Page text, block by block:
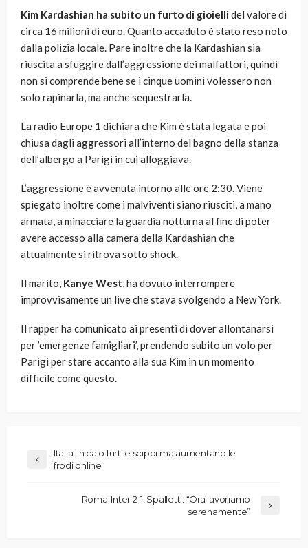
Kim Kardashian ha subito un furto di gioiellidel valore di
circa 16 milioni di euro. Quanto accaduto è stato reso noto
dalla polizia locale. Pare inoltre che la Kardashian sia
riuscita a sfuggire dall’aggressione dei malfattori, quindi
non si comprende bene se i cinque uomini volessero non
solo rapinarla, ma anche sequestrarla.
La radio Europe 1 dichiara che Kim è stata legata e poi
chiusa dagli aggressori all’interno del bagno della stanza
dell’albergo a Parigi in cui alloggiava.
L’aggressione è avvenuta intorno alle ore 2:30. Viene
spiegato inoltre come i malviventi siano riusciti, a mano
armata, a minacciare la guardia notturna al fine di poter
avere accesso alla camera della Kardashian che
attualmente si ritrova sotto shock.
Il marito, Kanye West, ha dovuto interrompere
improvvisamente un live che stava svolgendo a New York.
Il rapper ha comunicato ai presenti di dover allontanarsi
per ’emergenze famigliari’, prendendo subito un volo per
Parigi per stare accanto alla sua Kim in un momento
difficile come questo.
Italia: in calo furti e scippi ma aumentano le
frodi online
Roma-Inter 2-1, Spalletti: “Ora lavoriamo
serenamente”